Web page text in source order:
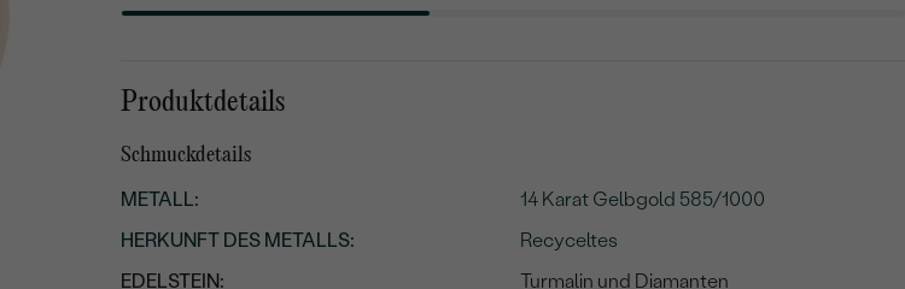
Produktdetails
Schmuckdetails
METALL:
14 Karat Gelbgold 585/1000
HERKUNFT DES METALLS:
Recyceltes
EDELSTEIN:
Turmalin und Diamanten